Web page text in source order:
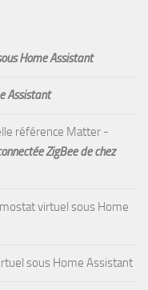
Home Assistant
Assistant
référence Matter -
ZigBee de chez
virtuel sous Home
sous Home Assistant